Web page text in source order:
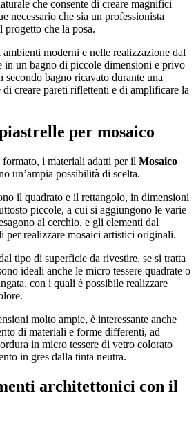
che consente di creare magnifici
necessario che sia un professionista
progetto che la posa.
moderni e nelle realizzazione dal
in un bagno di piccole dimensioni e privo
secondo bagno ricavato durante una
di creare pareti riflettenti e di amplificare la
per mosaico
formato, i materiali adatti per il Mosaico
un’ampia possibilità di scelta.
il quadrato e il rettangolo, in dimensioni
piccole, a cui si aggiungono le varie
al cerchio, e gli elementi dal
per realizzare mosaici artistici originali.
tipo di superficie da rivestire, se si tratta
ideali anche le micro tessere quadrate o
con i quali è possibile realizzare
molto ampie, è interessante anche
di materiali e forme differenti, ad
in micro tessere di vetro colorato
in gres dalla tinta neutra.
architettonici con il